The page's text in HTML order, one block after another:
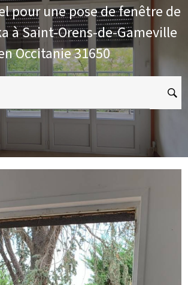
pour une pose de fenêtre de
à Saint-Orens-de-Gameville
Occitanie 31650